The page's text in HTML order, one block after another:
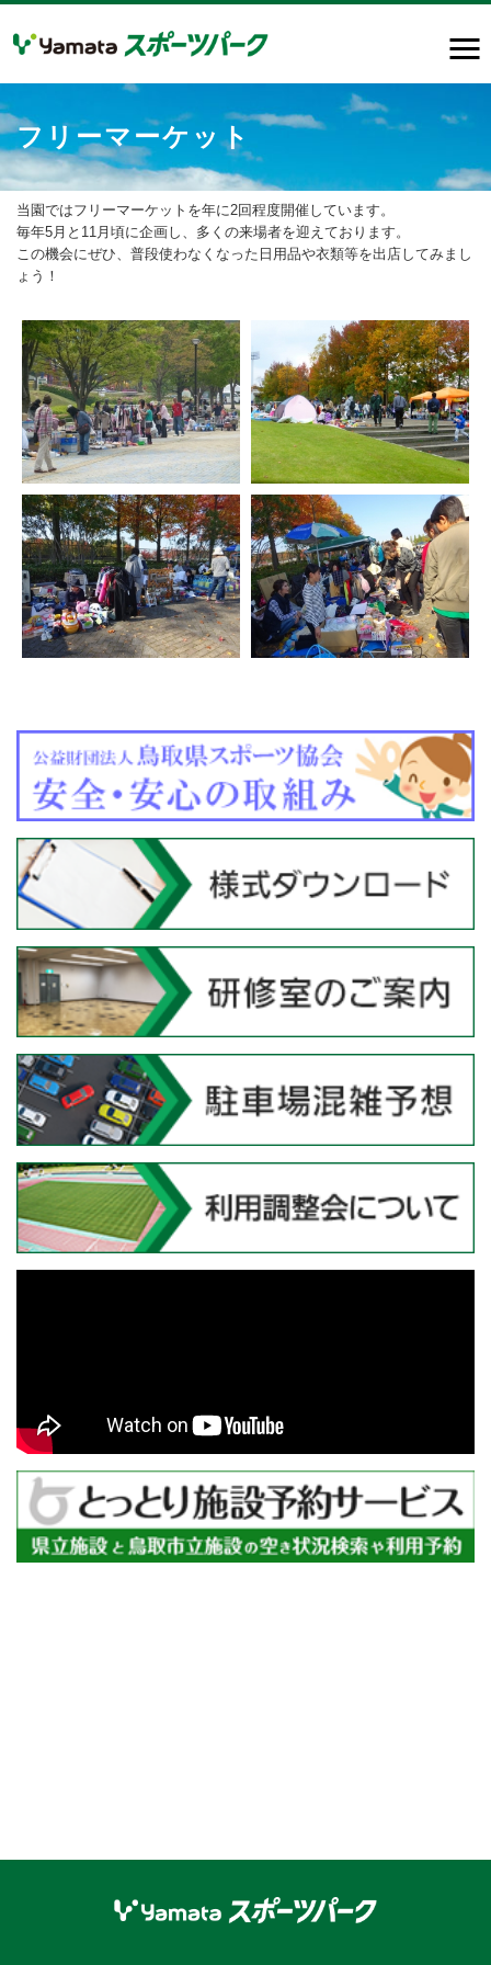
フリーマーケット
当園ではフリーマーケットを年に2回程度開催しています。
毎年5月と11月頃に企画し、多くの来場者を迎えております。
この機会にぜひ、普段使わなくなった日用品や衣類等を出店してみまし
ょう！